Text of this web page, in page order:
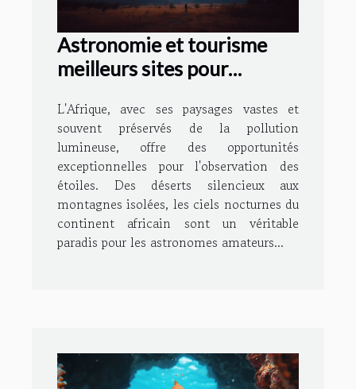
Astronomie et tourisme
meilleurs sites pour
Afrique
L'Afrique, avec ses paysages vastes et
souvent préservés de la pollution
lumineuse, offre des opportunités
exceptionnelles pour l'observation des
étoiles. Des déserts silencieux aux
montagnes isolées, les ciels nocturnes du
continent africain sont un véritable
paradis pour les astronomes amateurs...